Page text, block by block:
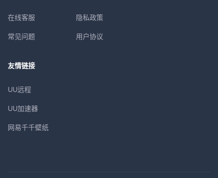
在线客服
常见问题
隐私政策
用户协议
友情链接
UU远程
UU加速器
网易千千壁纸